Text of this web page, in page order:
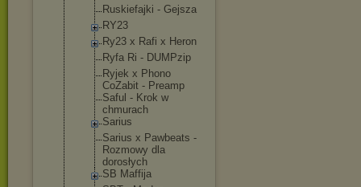
Ruskiefajki - Gejsza
RY23
Ry23 x Rafi x Heron
Ryfa Ri - DUMPzip
Ryjek x Phono
CoZabit - Preamp
Saful - Krok w
chmurach
Sarius
Sarius x Pawbeats -
Rozmowy dla
dorosłych
SB Maffija